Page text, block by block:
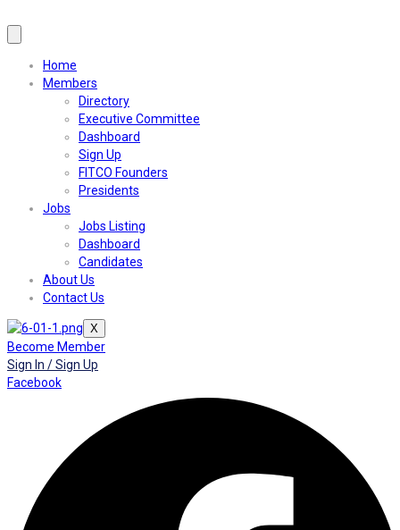
Home
Members
Directory
Executive Committee
Dashboard
Sign Up
FITCO Founders
Presidents
Jobs
Jobs Listing
Dashboard
Candidates
About Us
Contact Us
X
Become Member
Sign In / Sign Up
Facebook